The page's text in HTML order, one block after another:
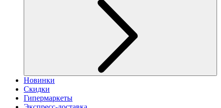
Новинки
Скидки
Гипермаркеты